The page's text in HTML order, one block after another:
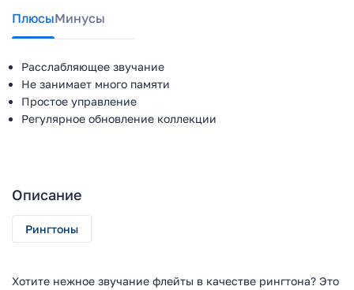
ПлюсыМинусы
Расслабляющее звучание
Не занимает много памяти
Простое управление
Регулярное обновление коллекции
Описание
Рингтоны
Хотите нежное звучание флейты в качестве рингтона? Это